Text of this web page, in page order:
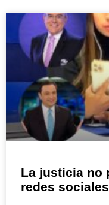
La justicia no
redes sociales